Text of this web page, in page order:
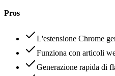
Pros
L'estensione Chrome
Funziona con articoli
Generazione rapida di